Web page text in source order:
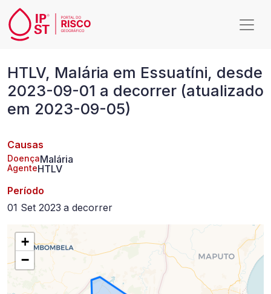
Passar para o conteúdo principal
Malária
em
Essuatíni,
desde
2023-
09-
01
decorrer
(atualizado
HTLV, Malária em Essuatíni, desde
2023-09-01 a decorrer (atualizado
em 2023-09-05)
Causas
DoençaMalária
AgenteHTLV
Período
01 Set 2023 a decorrer
+
−